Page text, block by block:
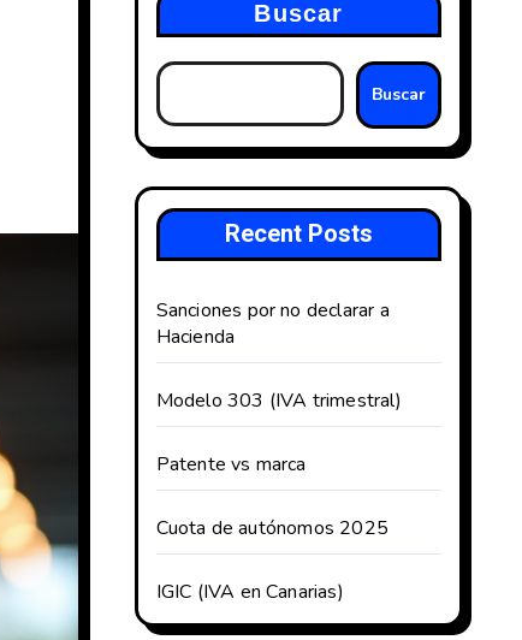
Buscar
Buscar
Recent Posts
Sanciones por no declarar a
Hacienda
Modelo 303 (IVA trimestral)
Patente vs marca
Cuota de autónomos 2025
IGIC (IVA en Canarias)